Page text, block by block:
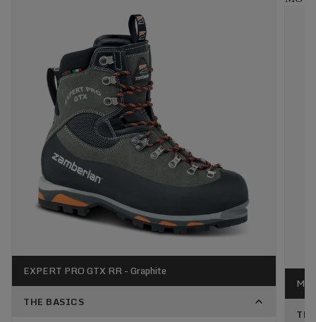
EXPERT PRO GTX RR - Graphite
THE BASICS